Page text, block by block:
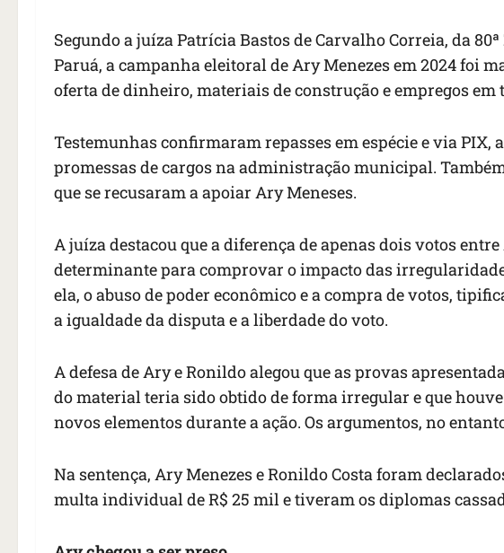
Segundo a juíza Patrícia Bastos de Carvalho Correia, da
Paruá, a campanha eleitoral de Ary Menezes em 2024 foi
oferta de dinheiro, materiais de construção e empregos em
Testemunhas confirmaram repasses em espécie e via PIX,
promessas de cargos na administração municipal.
que se recusaram a apoiar Ary Meneses.
A juíza destacou que a diferença de apenas dois votos
determinante para comprovar o impacto das
ela, o abuso de poder econômico e a compra de votos,
a igualdade da disputa e a liberdade do voto.
A defesa de Ary e Ronildo alegou que as provas
do material teria sido obtido de forma irregular e que
novos elementos durante a ação. Os argumentos, no
Na sentença, Ary Menezes e Ronildo Costa foram
multa individual de R$ 25 mil e tiveram os diplomas